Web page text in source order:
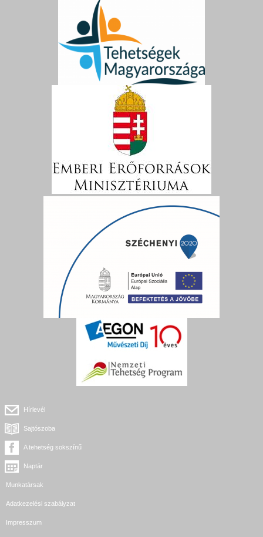
Hírlevél
Sajtószoba
A tehetség sokszínű
Naptár
Munkatársak
Adatkezelési szabályzat
Impresszum